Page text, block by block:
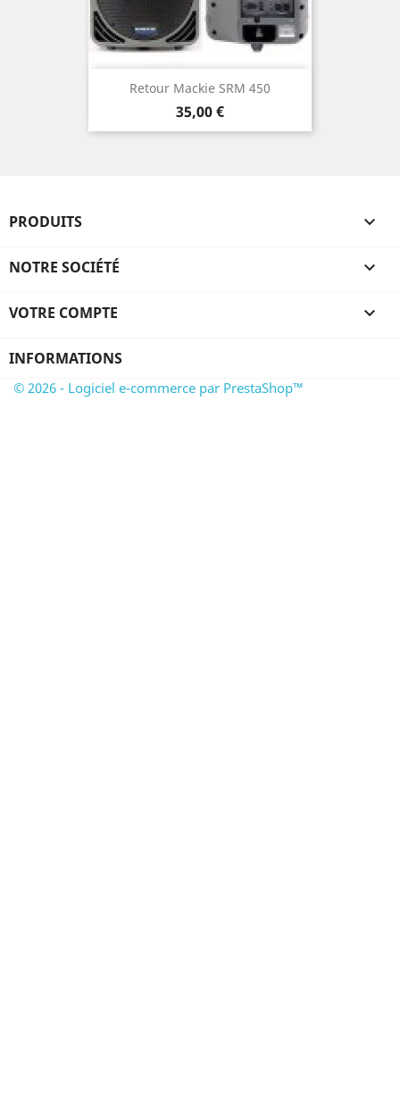
Retour Mackie SRM 450
Prix
35,00 €
PRODUITS 
NOTRE SOCIÉTÉ 
VOTRE COMPTE 
INFORMATIONS
© 2026 - Logiciel e-commerce par PrestaShop™